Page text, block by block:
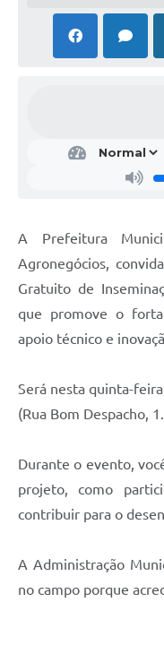
DOC Licenciamento
Concursos e Processos
Diário Oficial
Acesso a Informação
Arquivos de Transparência
Lei de Acesso a Informação
Modelos
Fala Cidadão
Nota Fiscal Eletrônica -
SIC
A Prefeitura
Agronegócios,
Gratuito de
que promove o
apoio técnico e
Será nesta quinta-
(Rua Bom Despacho,
Durante o evento,
projeto, como
contribuir para o
A Administração
no campo porque